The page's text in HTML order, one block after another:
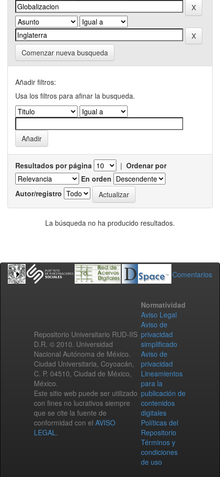
Comenzar nueva busqueda
Añadir filtros:
Usa los filtros para afinar la busqueda.
Resultados por página | Ordenar por
En orden
Autor/registro
La búsqueda no ha producido resultados.
Comentarios
Repositorio Universitario RUD-IIS
D.R. © 2010. Universidad
Nacional Autónoma de México.
Ciudad Universitaria, Coyoacán,
C. P. 04510, Ciudad de México,
México.
Este sitio web puede ser utilizado
con fines no lucrativos siempre
que se cite la fuente de
conformidad con el AVISO
LEGAL.
Normatividad
Aviso Legal
Aviso de
privacidad
simplificado
Aviso de
privacidad
Lineamientos
para la
publicación de
contenidos
digitales
Políticas del
Repositorio
Términos y
condiciones
de uso